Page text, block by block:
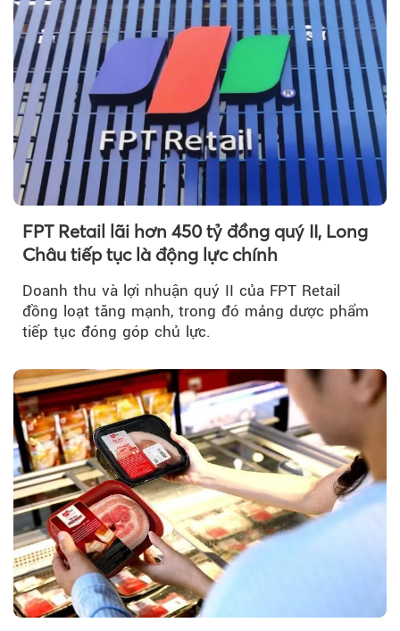
FPT Retail lãi hơn 450 tỷ đồng quý II, Long
Châu tiếp tục là động lực chính
Doanh thu và lợi nhuận quý II của FPT Retail
đồng loạt tăng mạnh, trong đó mảng dược phẩm
tiếp tục đóng góp chủ lực.